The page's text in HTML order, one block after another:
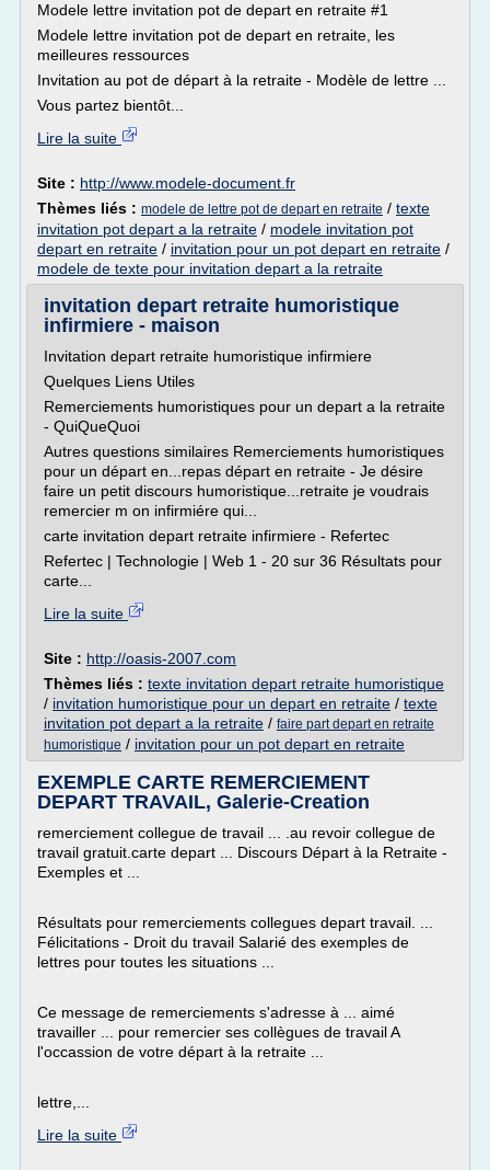
Modele lettre invitation pot de depart en retraite #1
Modele lettre invitation pot de depart en retraite, les
meilleures ressources
Invitation au pot de départ à la retraite - Modèle de lettre ...
Vous partez bientôt...
Lire la suite
Site : http://www.modele-document.fr
Thèmes liés : modele de lettre pot de depart en retraite / texte
invitation pot depart a la retraite / modele invitation pot
depart en retraite / invitation pour un pot depart en retraite /
modele de texte pour invitation depart a la retraite
invitation depart retraite humoristique
infirmiere - maison
Invitation depart retraite humoristique infirmiere
Quelques Liens Utiles
Remerciements humoristiques pour un depart a la retraite
- QuiQueQuoi
Autres questions similaires Remerciements humoristiques
pour un départ en...repas départ en retraite - Je désire
faire un petit discours humoristique...retraite je voudrais
remercier m on infirmiére qui...
carte invitation depart retraite infirmiere - Refertec
Refertec | Technologie | Web 1 - 20 sur 36 Résultats pour
carte...
Lire la suite
Site : http://oasis-2007.com
Thèmes liés : texte invitation depart retraite humoristique
/ invitation humoristique pour un depart en retraite / texte
invitation pot depart a la retraite / faire part depart en retraite
humoristique / invitation pour un pot depart en retraite
EXEMPLE CARTE REMERCIEMENT
DEPART TRAVAIL, Galerie-Creation
remerciement collegue de travail ... .au revoir collegue de
travail gratuit.carte depart ... Discours Départ à la Retraite -
Exemples et ...
Résultats pour remerciements collegues depart travail. ...
Félicitations - Droit du travail Salarié des exemples de
lettres pour toutes les situations ...
Ce message de remerciements s'adresse à ... aimé
travailler ... pour remercier ses collègues de travail A
l'occassion de votre départ à la retraite ...
lettre,...
Lire la suite